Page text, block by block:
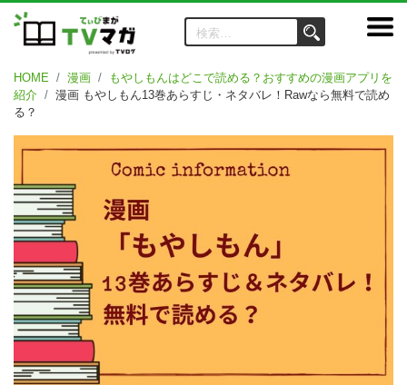
HOME 漫画
もやしもんはどこで読める？おすすめの漫画アプリを
紹介
漫画 もやしもん13巻あらすじ・ネタバレ！Rawなら無料で読め
る？